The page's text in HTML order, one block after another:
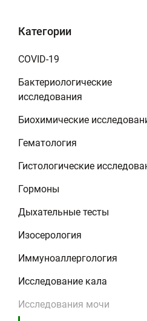
Категории
COVID-19
Бактериологические
исследования
Биохимические
Гематология
Гистологические
Гормоны
Дыхательные тесты
Изосерология
Иммуноаллергология
Исследование кала
Исследования мочи